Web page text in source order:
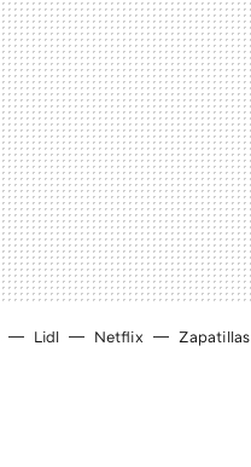
Lidl Netflix Zapatillas